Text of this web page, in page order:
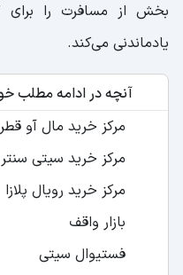
بخش از مسافرت را برای
یادماندنی می‌کند.
آنچه در ادامه مطلب
مرکز خرید مال آو قطر
مرکز خرید سیتی
مرکز خرید رویال پلازا
بازار واقف
فستیوال سیتی